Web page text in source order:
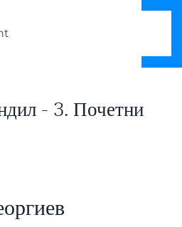
- 3. Почетни